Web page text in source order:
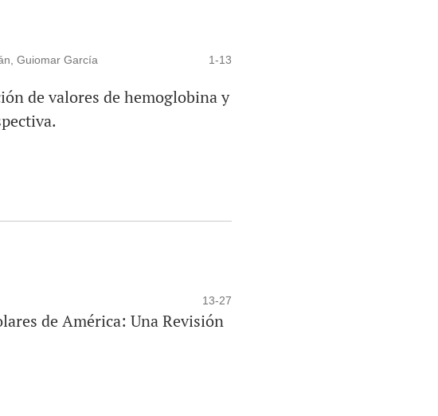
Guiomar García
1-13
de valores de hemoglobina y
13-27
de América: Una Revisión